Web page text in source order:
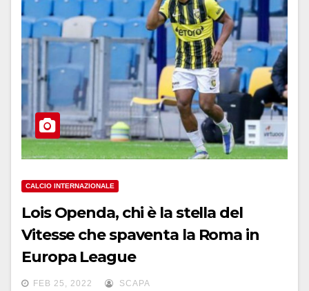
CALCIO INTERNAZIONALE
Lois Openda, chi è la stella del
Vitesse che spaventa la Roma in
Europa League
FEB 25, 2022 SCAPA